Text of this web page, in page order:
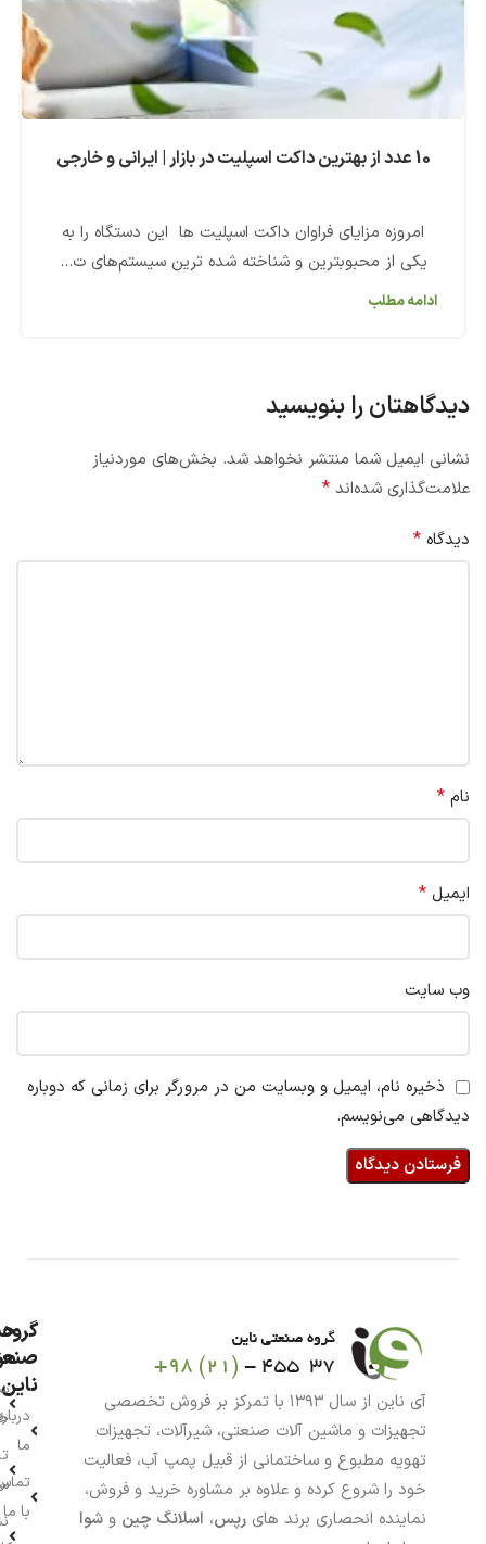
10 عدد از بهترین داکت اسپلیت در بازار | ایرانی و خارجی
امروزه مزایای فراوان داکت اسپلیت ها این دستگاه را به
یکی از محبوبترین و شناخته شده ترین سیستم‌های ت...
ادامه مطلب
دیدگاهتان را بنویسید
نشانی ایمیل شما منتشر نخواهد شد. بخش‌های موردنیاز
علامت‌گذاری شده‌اند *
دیدگاه *
نام *
ایمیل *
وب‌ سایت
ذخیره نام، ایمیل و وبسایت من در مرورگر برای زمانی که دوباره
دیدگاهی می‌نویسم.
آی ناین از سال ۱۳۹۳ با تمرکز بر فروش تخصصی
تجهیزات و ماشین آلات صنعتی، شیرآلات، تجهیزات
تهویه مطبوع و ساختمانی از قبیل پمپ آب، فعالیت
خود را شروع کرده و علاوه بر مشاوره خرید و فروش،
نماینده انحصاری برند های رپس، اسلانگ چین و شوا
گروه
ناین
ما
با ما